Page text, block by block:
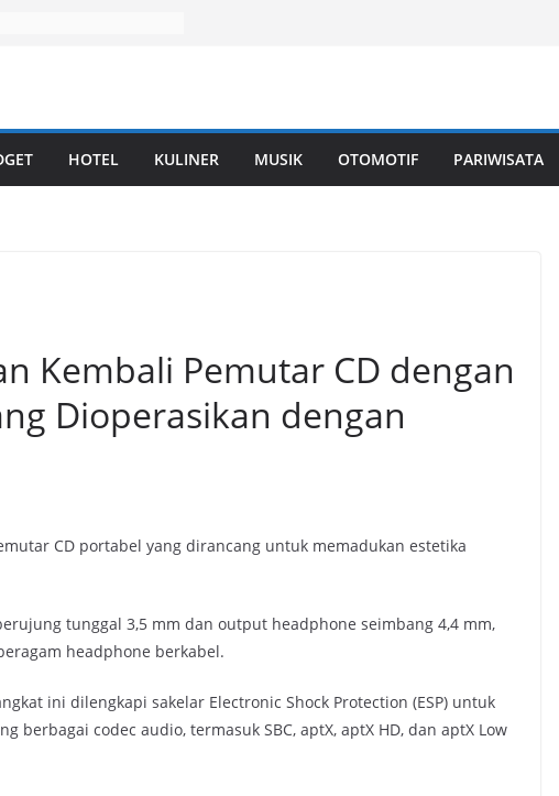
HOTEL KULINER MUSIK OTOMOTIF PARIWISATA
Kembali Pemutar CD dengan
Dioperasikan dengan
CD portabel yang dirancang untuk memadukan estetika
tunggal 3,5 mm dan output headphone seimbang 4,4 mm,
headphone berkabel.
ini dilengkapi sakelar Electronic Shock Protection (ESP) untuk
berbagai codec audio, termasuk SBC, aptX, aptX HD, dan aptX Low